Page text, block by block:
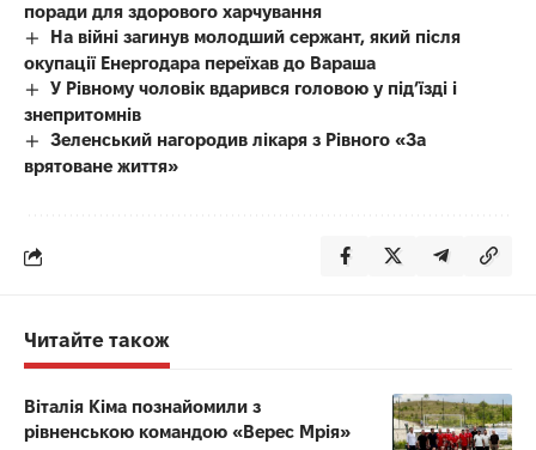
поради для здорового харчування
На війні загинув молодший сержант, який після
окупації Енергодара переїхав до Вараша
У Рівному чоловік вдарився головою у під’їзді і
знепритомнів
Зеленський нагородив лікаря з Рівного «За
врятоване життя»
Читайте також
Віталія Кіма познайомили з
рівненською командою «Верес Мрія»